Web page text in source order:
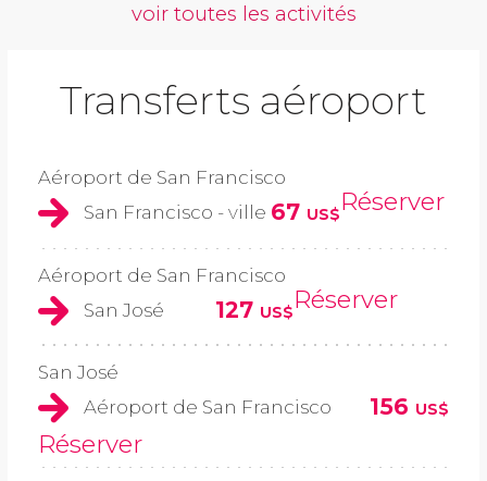
voir toutes les activités
Transferts aéroport
Aéroport de San Francisco
San Francisco - ville 67 US$Réserver
Aéroport de San Francisco
San José
127 US$Réserver
San José
Aéroport de San Francisco
156 US$
Réserver